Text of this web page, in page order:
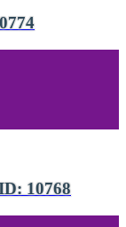
10768